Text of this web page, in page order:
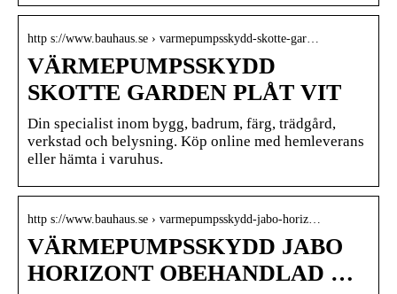
http s://www.bauhaus.se › varmepumpsskydd-skotte-gar…
VÄRMEPUMPSSKYDD
SKOTTE GARDEN PLÅT VIT
Din specialist inom bygg, badrum, färg, trädgård,
verkstad och belysning. Köp online med hemleverans
eller hämta i varuhus.
http s://www.bauhaus.se › varmepumpsskydd-jabo-horiz…
VÄRMEPUMPSSKYDD JABO
HORIZONT OBEHANDLAD …